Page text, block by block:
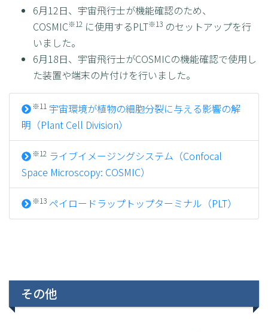
6月12日、宇宙飛行士が機能確認のため、
COSMIC※12 に使用するPLT※13 のセットアップを行
いました。
6月18日、宇宙飛行士がCOSMICの機能確認で使用し
た装置や端末の片付けを行いました。
※11 宇宙環境が植物の細胞分裂に与える影響の解
明（Plant Cell Division）
※12 ライブイメージングシステム（Confocal
Space Microscopy: COSMIC）
※13 ペイロードラップトップターミナル（PLT）
その他